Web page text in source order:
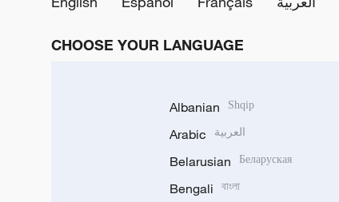
CHOOSE YOUR LANGUAGE
Albanian Shqip
Arabic العربية
Belarusian Беларуская
Bengali বাংলা